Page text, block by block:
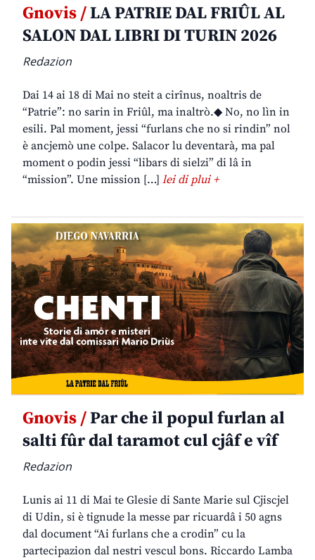
Gnovis /LA PATRIE DAL FRIÛL AL
SALON DAL LIBRI DI TURIN 2026
Redazion
Dai 14 ai 18 di Mai no steit a cirînus, noaltris de
“Patrie”: no sarin in Friûl, ma inaltrò.◆ No, no lìn in
esili. Pal moment, jessi “furlans che no si rindin” nol
è ancjemò une colpe. Salacor lu deventarà, ma pal
moment o podin jessi “libars di sielzi” di lâ in
“mission”. Une mission […] lei di plui +
Gnovis /Par che il popul furlan al
salti fûr dal taramot cul cjâf e vîf
Redazion
Lunis ai 11 di Mai te Glesie di Sante Marie sul Cjiscjel
di Udin, si è tignude la messe par ricuardâ i 50 agns
dal document “Ai furlans che a crodin” cu la
partecipazion dal nestri vescul bons. Riccardo Lamba